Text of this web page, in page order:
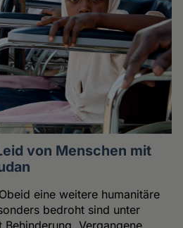
von Menschen mit
eine weitere humanitäre
bedroht sind unter
Vergangene